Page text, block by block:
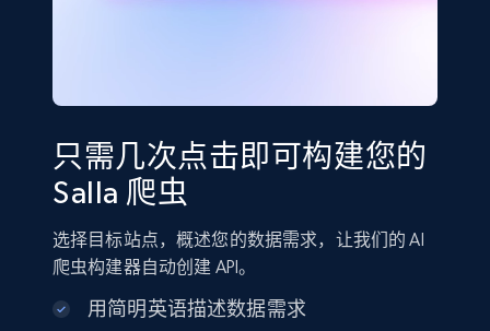
只需几次点击即可构建您的
Salla 爬虫
选择目标站点，概述您的数据需求，让我们的 AI
爬虫构建器自动创建 API。
用简明英语描述数据需求